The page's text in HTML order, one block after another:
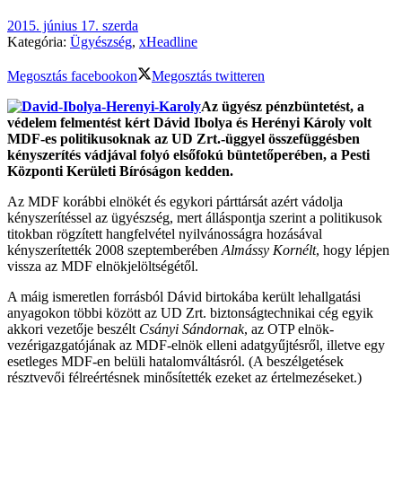
2015. június 17. szerda
Kategória: Ügyészség, xHeadline
Megosztás facebookon
Megosztás twitteren
Az ügyész pénzbüntetést, a
védelem felmentést kért Dávid Ibolya és Herényi Károly volt
MDF-es politikusoknak az UD Zrt.-üggyel összefüggésben
kényszerítés vádjával folyó elsőfokú büntetőperében, a Pesti
Központi Kerületi Bíróságon kedden.
Az MDF korábbi elnökét és egykori párttársát azért vádolja
kényszerítéssel az ügyészség, mert álláspontja szerint a politikusok
titokban rögzített hangfelvétel nyilvánosságra hozásával
kényszerítették 2008 szeptemberében Almássy Kornélt, hogy lépjen
vissza az MDF elnökjelöltségétől.
A máig ismeretlen forrásból Dávid birtokába került lehallgatási
anyagokon többi között az UD Zrt. biztonságtechnikai cég egyik
akkori vezetője beszélt Csányi Sándornak, az OTP elnök-
vezérigazgatójának az MDF-elnök elleni adatgyűjtésről, illetve egy
esetleges MDF-en belüli hatalomváltásról. (A beszélgetések
résztvevői félreértésnek minősítették ezeket az értelmezéseket.)